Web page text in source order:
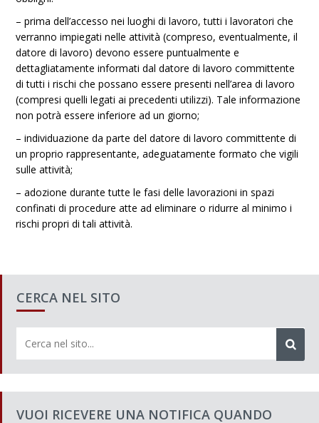
– prima dell’accesso nei luoghi di lavoro, tutti i lavoratori che
verranno impiegati nelle attività (compreso, eventualmente, il
datore di lavoro) devono essere puntualmente e
dettagliatamente informati dal datore di lavoro committente
di tutti i rischi che possano essere presenti nell’area di lavoro
(compresi quelli legati ai precedenti utilizzi). Tale informazione
non potrà essere inferiore ad un giorno;
– individuazione da parte del datore di lavoro committente di
un proprio rappresentante, adeguatamente formato che vigili
sulle attività;
– adozione durante tutte le fasi delle lavorazioni in spazi
confinati di procedure atte ad eliminare o ridurre al minimo i
rischi propri di tali attività.
CERCA NEL SITO
VUOI RICEVERE UNA NOTIFICA QUANDO